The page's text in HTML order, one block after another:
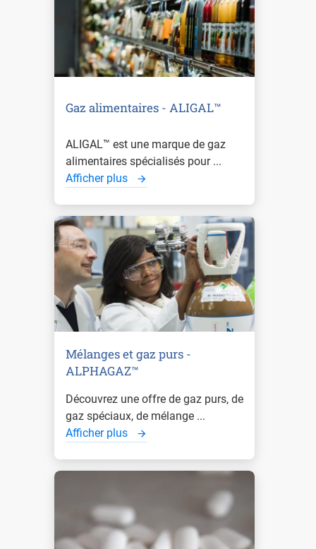
Gaz alimentaires - ALIGAL™
ALIGAL™ est une marque de gaz
alimentaires spécialisés pour ...
Afficher plus
Mélanges et gaz purs -
ALPHAGAZ™
Découvrez une offre de gaz purs, de
gaz spéciaux, de mélange ...
Afficher plus